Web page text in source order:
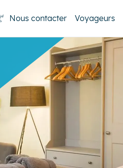
Nous contacter Voyageurs